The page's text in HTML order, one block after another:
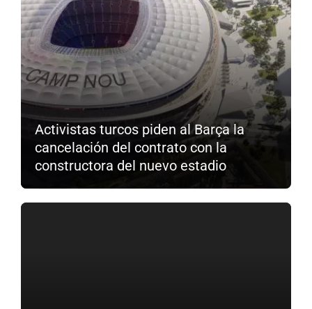
Activistas turcos piden al Barça la
cancelación del contrato con la
constructora del nuevo estadio